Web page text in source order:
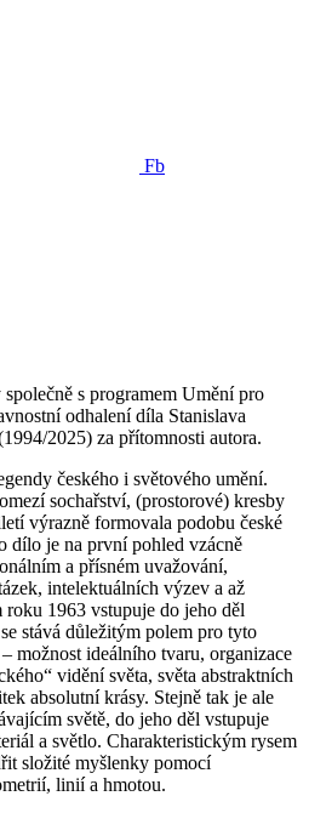
Fb
s programem Umění pro
odhalení díla Stanislava
2025) za přítomnosti autora.
českého i světového umění.
sochařství, (prostorové) kresby
výrazně formovala podobu české
dílo je na první pohled vzácně
a přísném uvažování,
intelektuálních výzev a až
1963 vstupuje do jeho děl
stává důležitým polem pro tyto
možnost ideálního tvaru, organizace
vidění světa, světa abstraktních
absolutní krásy. Stejně tak je ale
světě, do jeho děl vstupuje
a světlo. Charakteristickým rysem
složité myšlenky pomocí
linií a hmotou.